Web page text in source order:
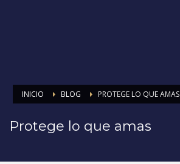
INICIO BLOG PROTEGE LO QUE AMAS
Protege lo que amas